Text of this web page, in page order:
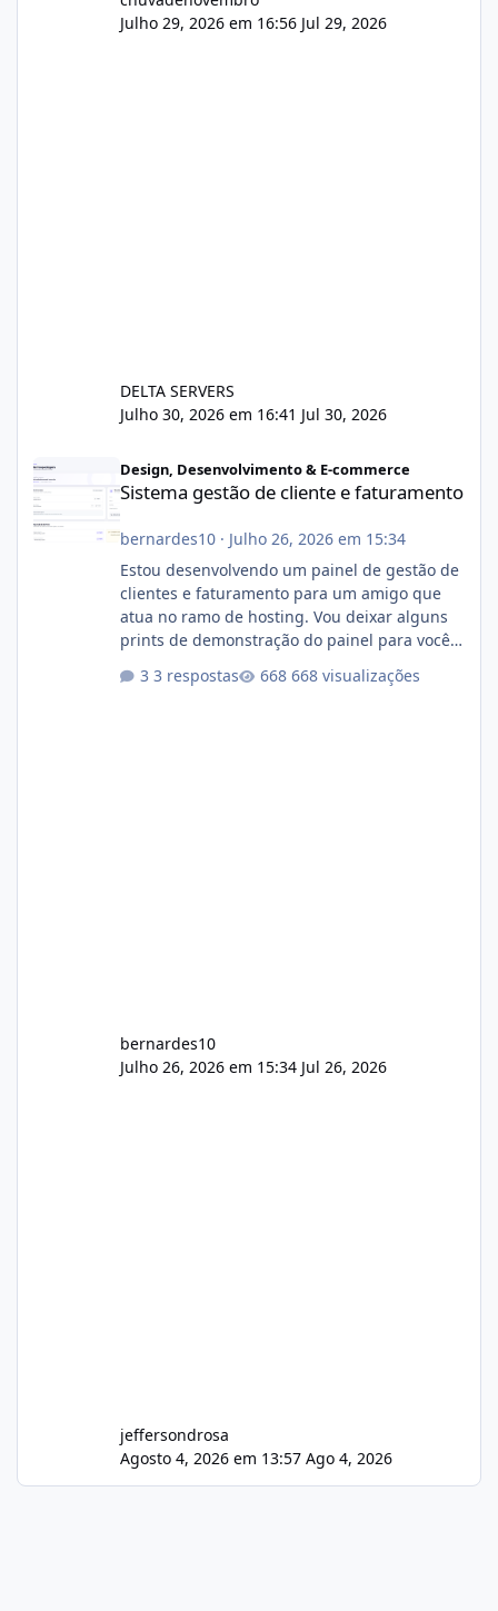
Julho 29, 2026 em 16:56 Jul 29, 2026
DELTA SERVERS
Julho 30, 2026 em 16:41 Jul 30, 2026
Design, Desenvolvimento & E-commerce
Sistema gestão de cliente e faturamento
bernardes10· Julho 26, 2026 em 15:34
Estou desenvolvendo um painel de gestão de
clientes e faturamento para um amigo que
atua no ramo de hosting. Vou deixar alguns
prints de demonstração do painel para vocês
com cerca de 80% concluído e conta com
3 respostas 668 visualizações
bernardes10
Julho 26, 2026 em 15:34 Jul 26, 2026
jeffersondrosa
Agosto 4, 2026 em 13:57 Ago 4, 2026